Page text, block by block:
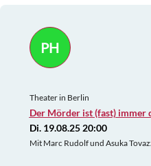
PH
Theater in Berlin
Der Mörder ist (fast) immer
Di. 19.08.25 20:00
Mit Marc Rudolf und Asuka